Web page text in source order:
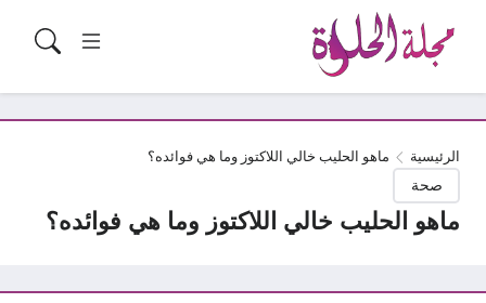
الرئيسية ماهو الحليب خالي اللاكتوز وما هي فوائده؟
صحة
ماهو الحليب خالي اللاكتوز وما هي فوائده؟